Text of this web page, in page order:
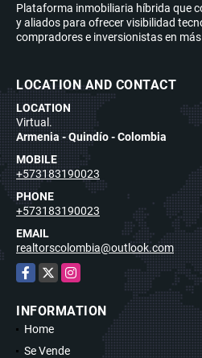
Plataforma inmobiliaria híbrida que
y aliados para ofrecer visibilidad
compradores e inversionistas en
LOCATION AND CONTACT
LOCATION
Virtual.
Armenia - Quindío - Colombia
MOBILE
+573183190023
PHONE
+573183190023
EMAIL
realtorscolombia@outlook.com
Facebook
X Instagram
INFORMATION
Home
Se Vende